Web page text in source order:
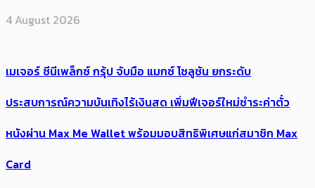
4 August 2026
เมเจอร์ ซีนีเพล็กซ์ กรุ้ป จับมือ แมกซ์ โซลูชัน ยกระดับ
ประสบการณ์ความบันเทิงไร้เงินสด เพิ่มฟีเจอร์ใหม่ชำระค่าตั๋ว
หนังผ่าน Max Me Wallet พร้อมมอบสิทธิพิเศษแก่สมาชิก Max
Card